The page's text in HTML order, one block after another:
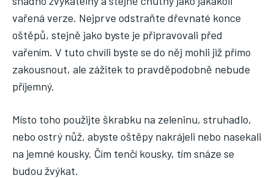
vařená verze. Nejprve odstraňte dřevnaté konce
oštěpů, stejně jako byste je připravovali před
vařením. V tuto chvíli byste se do něj mohli již přímo
zakousnout, ale zážitek to pravděpodobně nebude
příjemný.
Místo toho použijte škrabku na zeleninu, struhadlo,
nebo ostrý nůž, abyste oštěpy nakrájeli nebo nasekali
na jemné kousky. Čím tenčí kousky, tím snáze se
budou žvýkat.